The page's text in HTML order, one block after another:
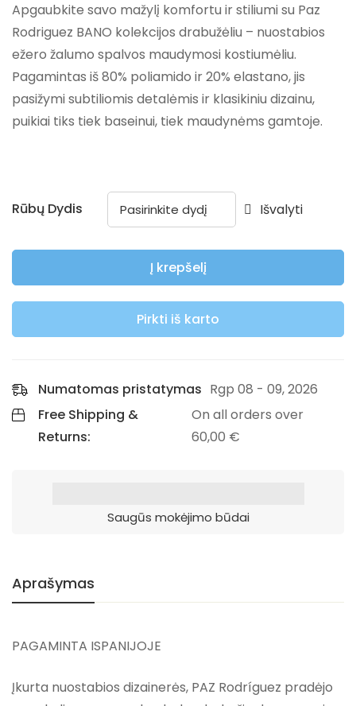
Apgaubkite savo mažylį komfortu ir stiliumi su Paz
Rodriguez BANO kolekcijos drabužėliu – nuostabios
ežero žalumo spalvos maudymosi kostiumėliu.
Pagamintas iš 80% poliamido ir 20% elastano, jis
pasižymi subtiliomis detalėmis ir klasikiniu dizainu,
puikiai tiks tiek baseinui, tiek maudynėms gamtoje.
Rūbų Dydis Išvalyti
Į krepšelį
Pirkti iš karto
Numatomas pristatymas Rgp 08 - 09, 2026
Free Shipping &
Returns:
On all orders over
60,00 €
Saugūs mokėjimo būdai
Aprašymas
PAGAMINTA ISPANIJOJE
Įkurta nuostabios dizainerės, PAZ Rodríguez pradėjo